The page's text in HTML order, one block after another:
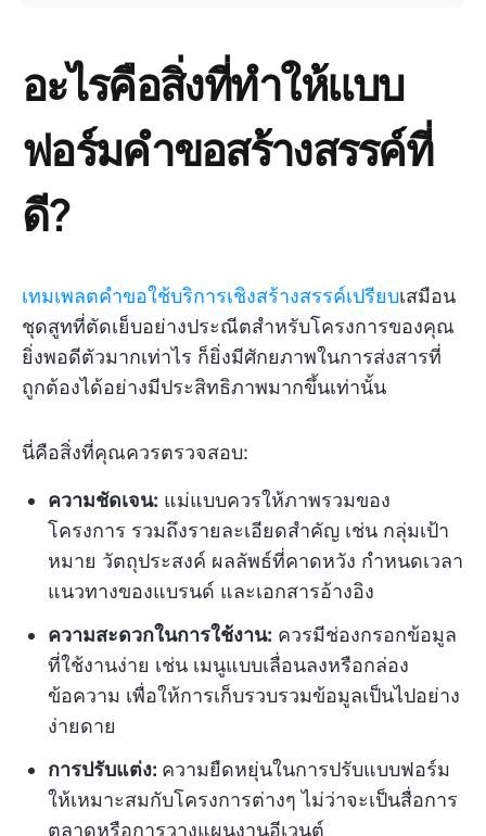
อะไรคือสิ่งที่ทำให้แบบ
ฟอร์มคำขอสร้างสรรค์ที่
ดี?
เทมเพลตคำขอใช้บริการเชิงสร้างสรรค์เปรียบเสมือน
ชุดสูทที่ตัดเย็บอย่างประณีตสำหรับโครงการของคุณ
ยิ่งพอดีตัวมากเท่าไร ก็ยิ่งมีศักยภาพในการส่งสารที่
ถูกต้องได้อย่างมีประสิทธิภาพมากขึ้นเท่านั้น
นี่คือสิ่งที่คุณควรตรวจสอบ:
ความชัดเจน: แม่แบบควรให้ภาพรวมของ
โครงการ รวมถึงรายละเอียดสำคัญ เช่น กลุ่มเป้า
หมาย วัตถุประสงค์ ผลลัพธ์ที่คาดหวัง กำหนดเวลา
แนวทางของแบรนด์ และเอกสารอ้างอิง
ความสะดวกในการใช้งาน: ควรมีช่องกรอกข้อมูล
ที่ใช้งานง่าย เช่น เมนูแบบเลื่อนลงหรือกล่อง
ข้อความ เพื่อให้การเก็บรวบรวมข้อมูลเป็นไปอย่าง
ง่ายดาย
การปรับแต่ง: ความยืดหยุ่นในการปรับแบบฟอร์ม
ให้เหมาะสมกับโครงการต่างๆ ไม่ว่าจะเป็นสื่อการ
ตลาดหรือการวางแผนงานอีเวนต์